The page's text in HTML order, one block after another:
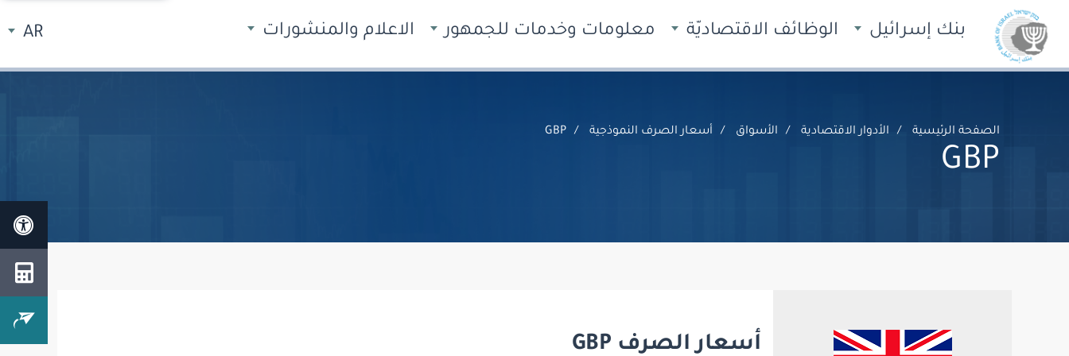
بنك إسرائيل الوظائف الاقتصاديّة معلومات وخدمات للجمهور الاعلام والمنشورات AR
الصفحة الرئيسية الأدوار الاقتصادية الأسواق أسعار الصرف النموذجية GBP
GBP
أسعار الصرف GBP